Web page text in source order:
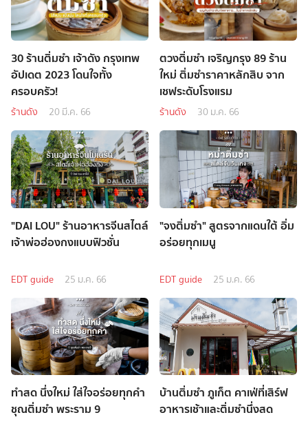
30 ร้านติ่มซำ เจ้าดัง กรุงเทพ
อัปเดต 2023 โดนใจทั้ง
ครอบครัว!
ร้านดัง 20 มี.ค. 66
ตวงติ่มซำ เจริญกรุง 89 ร้าน
ใหม่ ติ่มซำราคาหลักสิบ จาก
เชฟระดับโรงแรม
ร้านดัง 30 ม.ค. 66
"DAI LOU" ร้านอาหารจีนสไตล์
เจ้าพ่อฮ่องกงแบบฟิวชั่น
EDT guide 25 ม.ค. 66
"จงติ่มซำ" สูตรจากแดนใต้ อิ่ม
อร่อยทุกเมนู
EDT guide 25 ม.ค. 66
ทำสด นึ่งใหม่ ใส่ใจอร่อยทุกคำ
ชุณติ่มซำ พระราม 9
บ้านติ่มซำ ภูเก็ต คาเฟ่ที่เสิร์ฟ
อาหารเช้าและติ่มซำนึ่งสด